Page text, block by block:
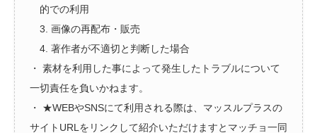
的での利用
3. 画像の再配布・販売
4. 著作者が不適切と判断した場合
・ 素材を利用した事によって発生したトラブルについて
一切責任を負いかねます。
・ ★WEBやSNSにて利用される際は、マッスルプラスの
サイトURLをリンクして紹介いただけますとマッチョ一同